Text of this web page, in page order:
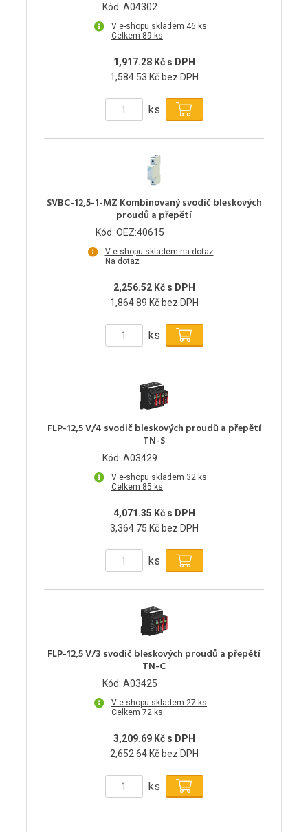
Kód: A04302
V e-shopu skladem 46 ks
Celkem 89 ks
1,917.28 Kč s DPH
1,584.53 Kč bez DPH
ks
SVBC-12,5-1-MZ Kombinovaný svodič bleskových
proudů a přepětí
Kód: OEZ:40615
V e-shopu skladem na dotaz
Na dotaz
2,256.52 Kč s DPH
1,864.89 Kč bez DPH
ks
FLP-12,5 V/4 svodič bleskových proudů a přepětí
TN-S
Kód: A03429
V e-shopu skladem 32 ks
Celkem 85 ks
4,071.35 Kč s DPH
3,364.75 Kč bez DPH
ks
FLP-12,5 V/3 svodič bleskových proudů a přepětí
TN-C
Kód: A03425
V e-shopu skladem 27 ks
Celkem 72 ks
3,209.69 Kč s DPH
2,652.64 Kč bez DPH
ks